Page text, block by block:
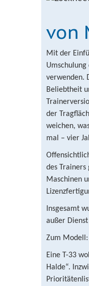
von
Mit der
verwenden.
Beliebtheit
der
weichen,
mal – vier
des Trainers
Maschinen
Insgesamt
außer
Zum Modell:
Eine T-33
Halde“.